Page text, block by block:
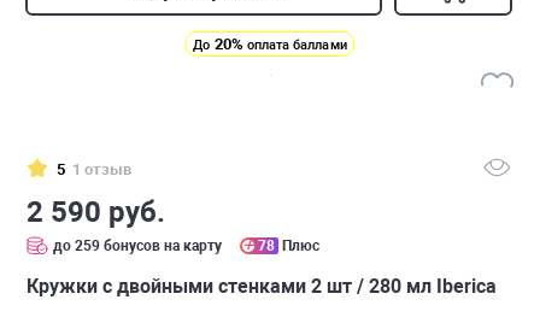
До 20% оплата баллами
5 1 отзыв
2 590 руб.
до 259 бонусов на карту 78 Плюс
Кружки с двойными стенками 2 шт / 280 мл Iberica